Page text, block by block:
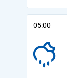
05:00